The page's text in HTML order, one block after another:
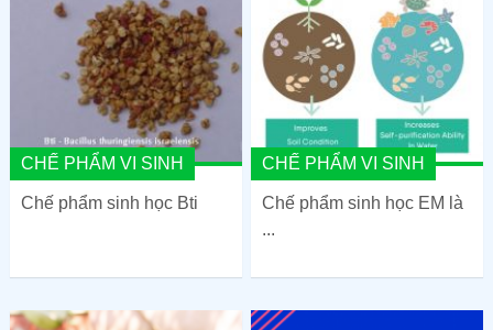
CHẾ PHẨM VI SINH
Chế phẩm sinh học Bti
CHẾ PHẨM VI SINH
Chế phẩm sinh học EM là
...